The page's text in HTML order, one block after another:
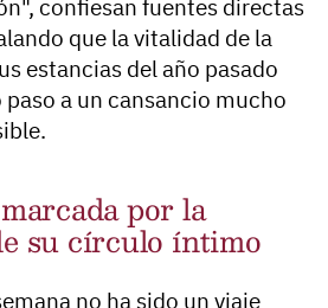
confiesan fuentes directas
que la vitalidad de la
estancias del año pasado
a un cansancio mucho
por la
su círculo íntimo
no ha sido un viaje